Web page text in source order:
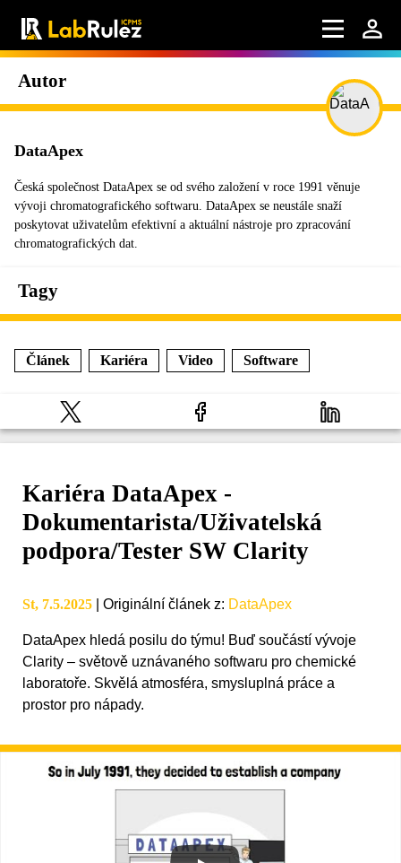
Autor
DataApex
Česká společnost DataApex se od svého založení v roce 1991 věnuje
vývoji chromatografického softwaru. DataApex se neustále snaží
poskytovat uživatelům efektivní a aktuální nástroje pro zpracování
chromatografických dat.
Tagy
Článek Kariéra Video Software
Kariéra DataApex -
Dokumentarista/Uživatelská
podpora/Tester SW Clarity
St, 7.5.2025 Originální článek z: DataApex
DataApex hledá posilu do týmu! Buď součástí vývoje
Clarity – světově uznávaného softwaru pro chemické
laboratoře. Skvělá atmosféra, smysluplná práce a
prostor pro nápady.